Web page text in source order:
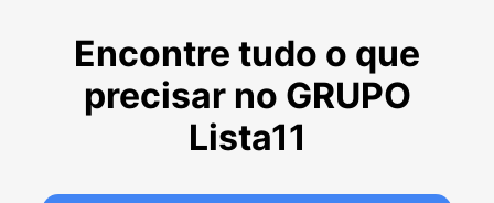
Encontre tudo o que
precisar no GRUPO
Lista11